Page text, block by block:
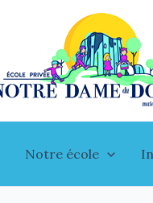
Notre école